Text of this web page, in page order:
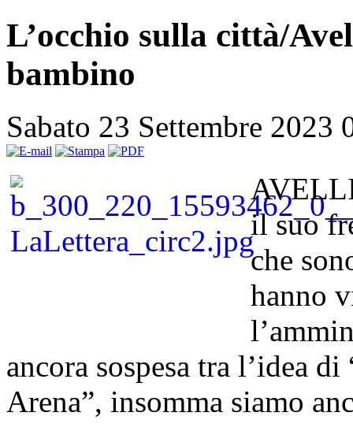
L’occhio sulla città/
bambino
Sabato 23 Settembre 2023
il suo
che
hanno
ancora sospesa tra l’idea
Arena”, insomma siamo